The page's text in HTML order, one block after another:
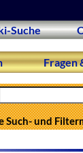
Suche
Fragen
Such- und